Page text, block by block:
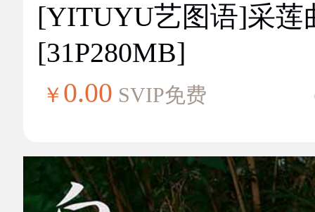
[YITUYU艺图语]采莲
[31P280MB]
￥ 0.00 SVIP免费